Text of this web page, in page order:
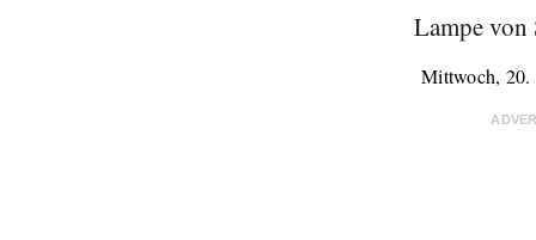
Lampe von
Mittwoch, 20.